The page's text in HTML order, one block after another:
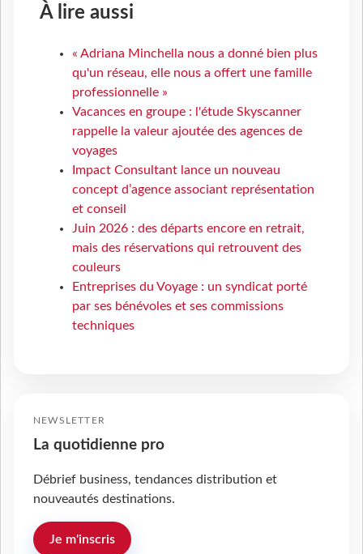
À lire aussi
« Adriana Minchella nous a donné bien plus
qu'un réseau, elle nous a offert une famille
professionnelle »
Vacances en groupe : l'étude Skyscanner
rappelle la valeur ajoutée des agences de
voyages
Impact Consultant lance un nouveau
concept d’agence associant représentation
et conseil
Juin 2026 : des départs encore en retrait,
mais des réservations qui retrouvent des
couleurs
Entreprises du Voyage : un syndicat porté
par ses bénévoles et ses commissions
techniques
NEWSLETTER
La quotidienne pro
Débrief business, tendances distribution et
nouveautés destinations.
Je m'inscris